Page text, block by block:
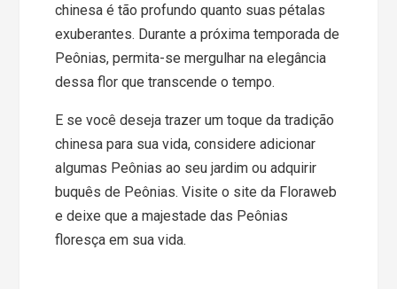
chinesa é tão profundo quanto suas pétalas
exuberantes. Durante a próxima temporada de
Peônias, permita-se mergulhar na elegância
dessa flor que transcende o tempo.
E se você deseja trazer um toque da tradição
chinesa para sua vida, considere adicionar
algumas Peônias ao seu jardim ou adquirir
buquês de Peônias. Visite o site da Floraweb
e deixe que a majestade das Peônias
floresça em sua vida.